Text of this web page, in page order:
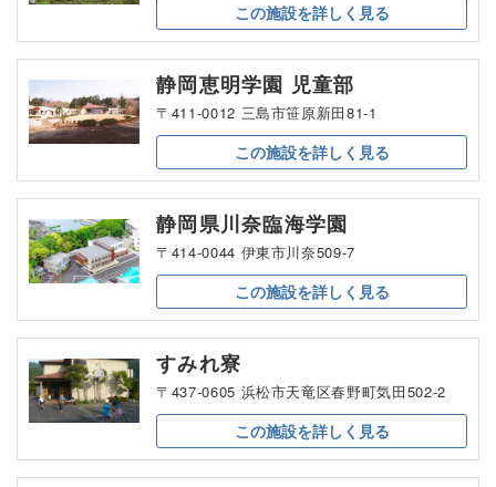
この施設を詳しく見る
静岡恵明学園 児童部
〒411-0012 三島市笹原新田81-1
この施設を詳しく見る
静岡県川奈臨海学園
〒414-0044 伊東市川奈509-7
この施設を詳しく見る
すみれ寮
〒437-0605 浜松市天竜区春野町気田502-2
この施設を詳しく見る